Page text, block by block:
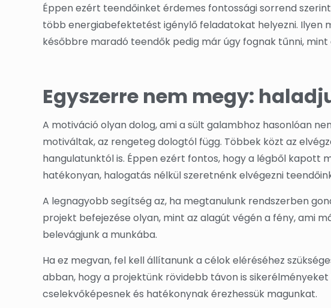
Éppen ezért teendőinket érdemes fontossági sorrend
több energiabefektetést igénylő feladatokat helyezni. Ilyen
későbbre maradó teendők pedig már úgy fognak tűnni,
Egyszerre nem megy:
A motiváció olyan dolog, ami a sült galambhoz hasonlóan
motiváltak, az rengeteg dologtól függ. Többek közt az
hangulatunktól is. Éppen ezért fontos, hogy a légből kapott
hatékonyan, halogatás nélkül szeretnénk elvégezni
A legnagyobb segítség az, ha megtanulunk rendszerben
projekt befejezése olyan, mint az alagút végén a fény, ami
belevágjunk a munkába.
Ha ez megvan, fel kell állítanunk a célok eléréséhez
abban, hogy a projektünk rövidebb távon is
cselekvőképesnek és hatékonynak érezhessük magunkat.